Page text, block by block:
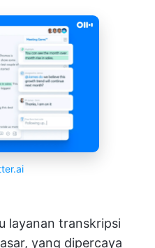
layanan transkripsi
yang dipercaya